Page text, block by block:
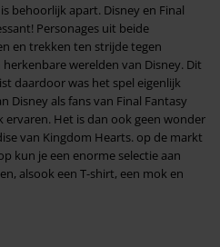
behoorlijk apart. Disney en Final
Personages uit beide
en trekken ten strijde tegen
werelden van Disney. Dit
daardoor was het spel eigenlijk
Disney als fans van Final Fantasy
Het is dan ook geen wonder
van Kingdom Hearts. op de markt
kun je een enorme selectie aan
alsook een T-shirt, een mok en